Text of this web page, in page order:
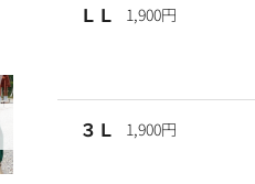
ＬＬ 1,900円
３Ｌ 1,900円